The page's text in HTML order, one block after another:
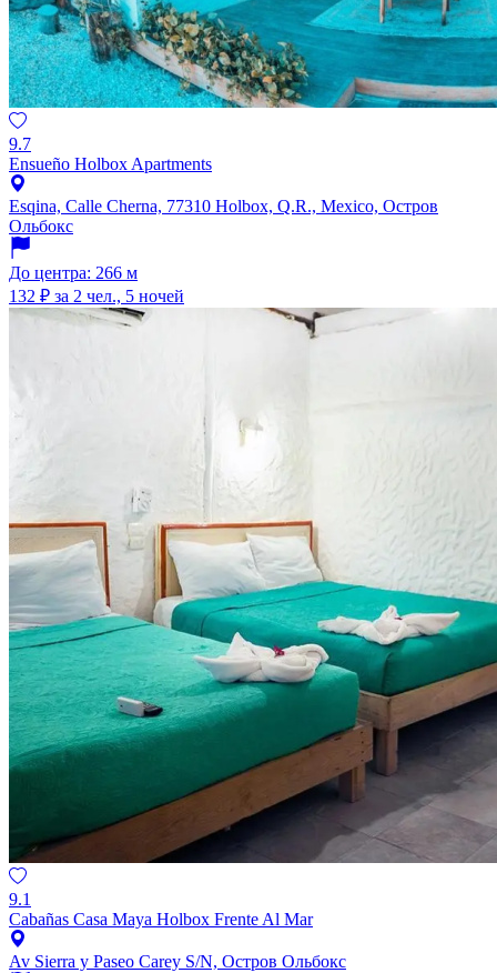
9.7
Ensueño Holbox Apartments
Esqina, Calle Cherna, 77310 Holbox, Q.R., Mexico, Остров
Ольбокс
До центра: 266 м
132 ₽ за 2 чел., 5 ночей
9.1
Cabañas Casa Maya Holbox Frente Al Mar
Av Sierra y Paseo Carey S/N, Остров Ольбокс